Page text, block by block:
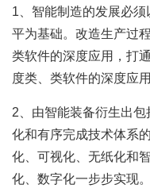
1、智能制造的发展必
平为基础。改造生产过
类软件的深度应用，打
度类、类软件的深度应
2、由智能装备衍生出
化和有序完成技术体系
化、可视化、无纸化和
化、数字化一步步实现。